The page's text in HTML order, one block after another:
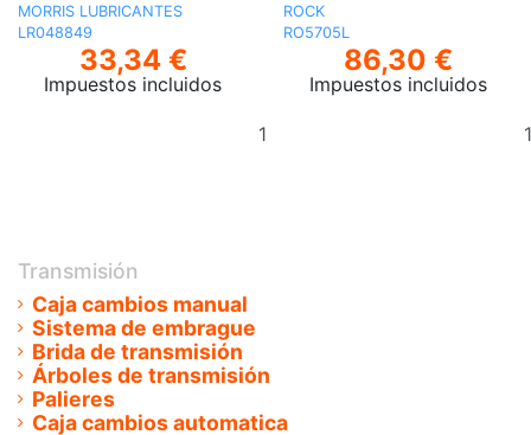
MORRIS LUBRICANTES
LR048849
33,34 €
Impuestos incluidos
ROCK
RO5705L
86,30 €
Impuestos incluidos
Transmisión
Caja cambios manual
Sistema de embrague
Brida de transmisión
Árboles de transmisión
Palieres
Caja cambios automatica